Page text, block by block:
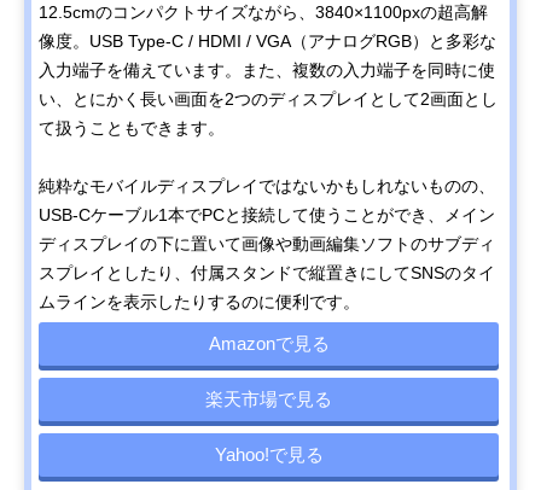
12.5cmのコンパクトサイズながら、3840×1100pxの超高解
像度。USB Type-C / HDMI / VGA（アナログRGB）と多彩な
入力端子を備えています。また、複数の入力端子を同時に使
い、とにかく長い画面を2つのディスプレイとして2画面とし
て扱うこともできます。
純粋なモバイルディスプレイではないかもしれないものの、
USB-Cケーブル1本でPCと接続して使うことができ、メイン
ディスプレイの下に置いて画像や動画編集ソフトのサブディ
スプレイとしたり、付属スタンドで縦置きにしてSNSのタイ
ムラインを表示したりするのに便利です。
Amazonで見る
楽天市場で見る
Yahoo!で見る